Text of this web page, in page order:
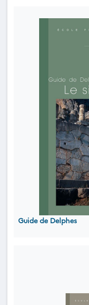
Guide de Delphes